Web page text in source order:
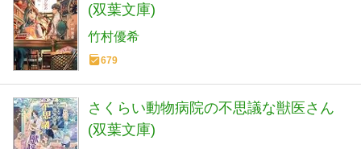
(双葉文庫)
竹村優希
679
さくらい動物病院の不思議な獣医さん
(双葉文庫)